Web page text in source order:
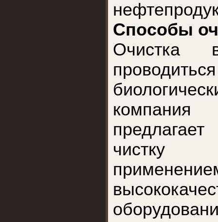
Способы
Очистка
компания
чистку